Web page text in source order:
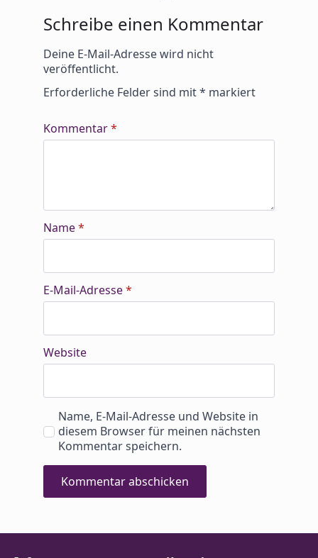
Schreibe einen Kommentar
Deine E-Mail-Adresse wird nicht
veröffentlicht.
Erforderliche Felder sind mit* markiert
Kommentar*
Name*
E-Mail-Adresse*
Website
Name, E-Mail-Adresse und Website in
diesem Browser für meinen nächsten
Kommentar speichern.